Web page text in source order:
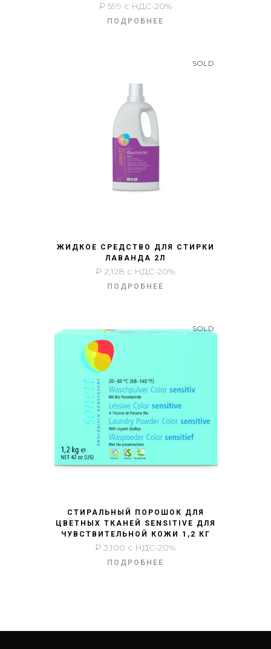
₽599 с НДС-20%
ПОДРОБНЕЕ
SOLD
ЖИДКОЕ СРЕДСТВО ДЛЯ СТИРКИ
ЛАВАНДА 2Л
₽ 2,128 с НДС-20%
ПОДРОБНЕЕ
SOLD
СТИРАЛЬНЫЙ ПОРОШОК ДЛЯ
ЦВЕТНЫХ ТКАНЕЙ SENSITIVE ДЛЯ
ЧУВСТВИТЕЛЬНОЙ КОЖИ 1,2 КГ
₽ 3,100 с НДС-20%
ПОДРОБНЕЕ